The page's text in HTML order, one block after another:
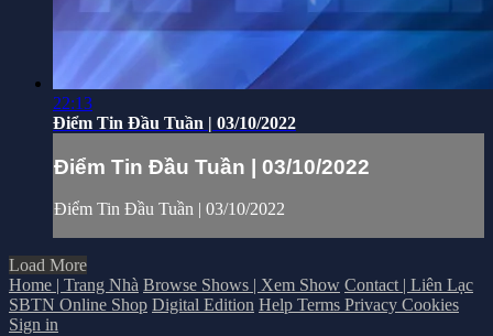
22:13
Điểm Tin Đầu Tuần | 03/10/2022
Điểm Tin Đầu Tuần | 03/10/2022
Điểm Tin Đầu Tuần | 03/10/2022
Load More
Home | Trang Nhà Browse Shows | Xem Show Contact | Liên Lạc
SBTN Online Shop Digital Edition Help Terms Privacy Cookies
Sign in